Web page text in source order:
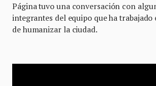
Página tuvo una conversación con
integrantes del equipo que ha trabajado
de humanizar la ciudad.